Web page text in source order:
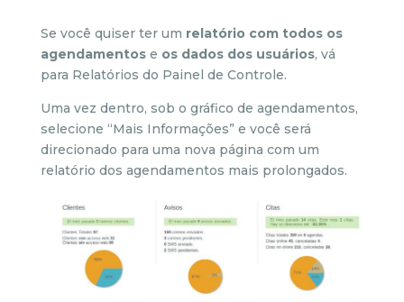
Se você quiser ter um relatório com todos os
agendamentose os dados dos usuários, vá
para Relatórios do Painel de Controle.
Uma vez dentro, sob o gráfico de agendamentos,
selecione “Mais Informações” e você será
direcionado para uma nova página com um
relatório dos agendamentos mais prolongados.